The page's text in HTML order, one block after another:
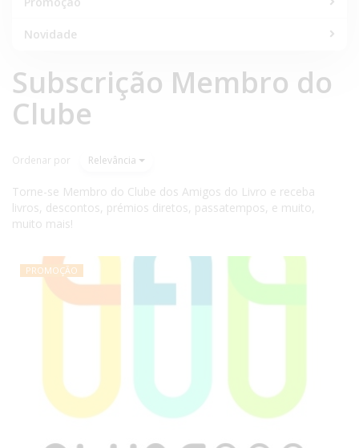
Novidade
Subscrição Membro do
Clube
Ordenar por Relevância
Torne-se Membro do Clube dos Amigos do Livro e receba
livros, descontos, prémios diretos, passatempos, e muito,
muito mais!
PROMOÇÃO